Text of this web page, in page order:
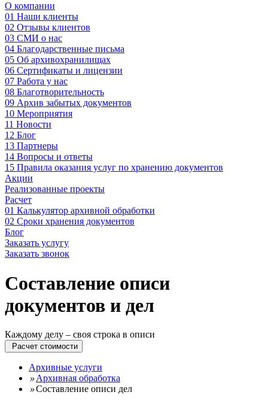
О компании
01 Наши клиенты
02 Отзывы клиентов
03 СМИ о нас
04 Благодарственные письма
05 Об архивохранилищах
06 Сертификаты и лицензии
07 Работа у нас
08 Благотворительность
09 Архив забытых документов
10 Мероприятия
11 Новости
12 Блог
13 Партнеры
14 Вопросы и ответы
15 Правила оказания услуг по хранению документов
Акции
Реализованные проекты
Расчет
01 Калькулятор архивной обработки
02 Сроки хранения документов
Блог
Заказать услугу
Заказать звонок
Составление описи
документов и дел
Каждому делу – своя строка в описи
Расчет стоимости
Архивные услуги
» Архивная обработка
»Составление описи дел